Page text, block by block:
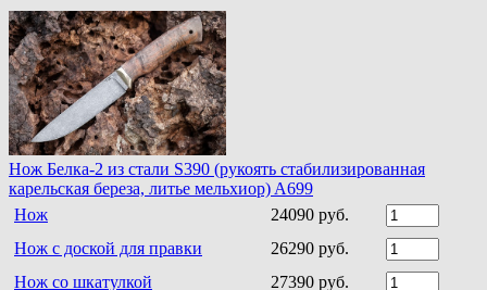
Нож Белка-2 из стали S390 (рукоять стабилизированная
карельская береза, литье мельхиор) A699
Нож
24090 руб.
Нож с доской для правки
26290 руб.
Нож со шкатулкой
27390 руб.